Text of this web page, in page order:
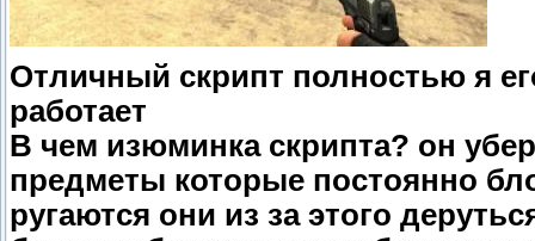
Отличный скрипт полностью я
работает
В чем изюминка скрипта? он
предметы которые постоянно
ругаются они из за этого